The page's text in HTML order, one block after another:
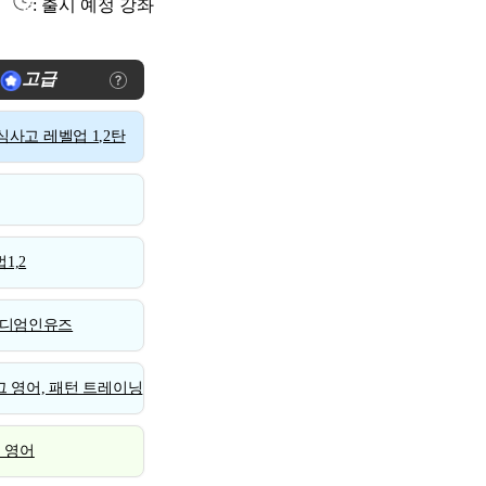
: 출시 예정 강좌
고급
사고 레벨업 1,2탄
1,2
엄인유즈
영어, 패턴 트레이닝
영어